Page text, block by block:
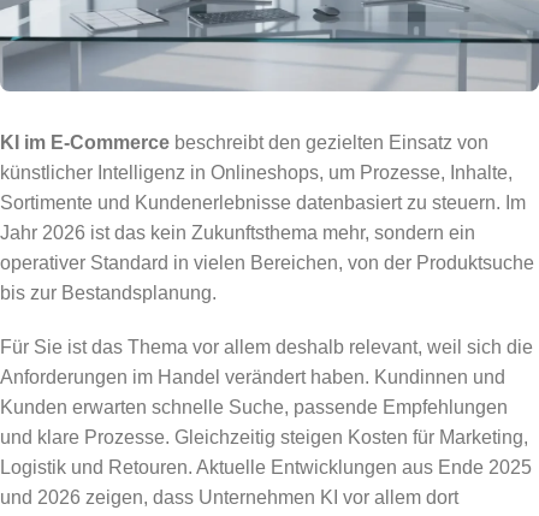
KI im E-Commerce beschreibt den gezielten Einsatz von
künstlicher Intelligenz in Onlineshops, um Prozesse, Inhalte,
Sortimente und Kundenerlebnisse datenbasiert zu steuern. Im
Jahr 2026 ist das kein Zukunftsthema mehr, sondern ein
operativer Standard in vielen Bereichen, von der Produktsuche
bis zur Bestandsplanung.
Für Sie ist das Thema vor allem deshalb relevant, weil sich die
Anforderungen im Handel verändert haben. Kundinnen und
Kunden erwarten schnelle Suche, passende Empfehlungen
und klare Prozesse. Gleichzeitig steigen Kosten für Marketing,
Logistik und Retouren. Aktuelle Entwicklungen aus Ende 2025
und 2026 zeigen, dass Unternehmen KI vor allem dort